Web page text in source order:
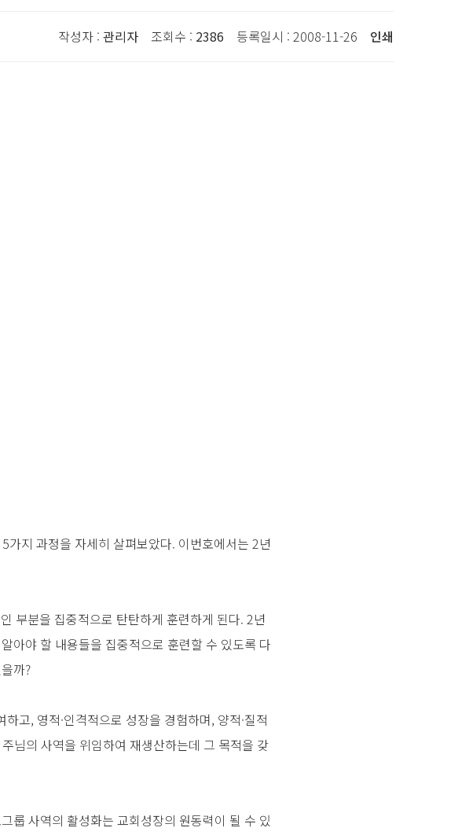
작성자 : 관리자 조회수 : 2386 등록일시 : 2008-11-26 인쇄
지 과정을 자세히 살펴보았다. 이번호에서는 2년
부분을 집중적으로 탄탄하게 훈련하게 된다. 2년
아야 할 내용들을 집중적으로 훈련할 수 있도록 다
까?
고, 영적·인격적으로 성장을 경험하며, 양적·질적
님의 사역을 위임하여 재생산하는데 그 목적을 갖
룹 사역의 활성화는 교회성장의 원동력이 될 수 있